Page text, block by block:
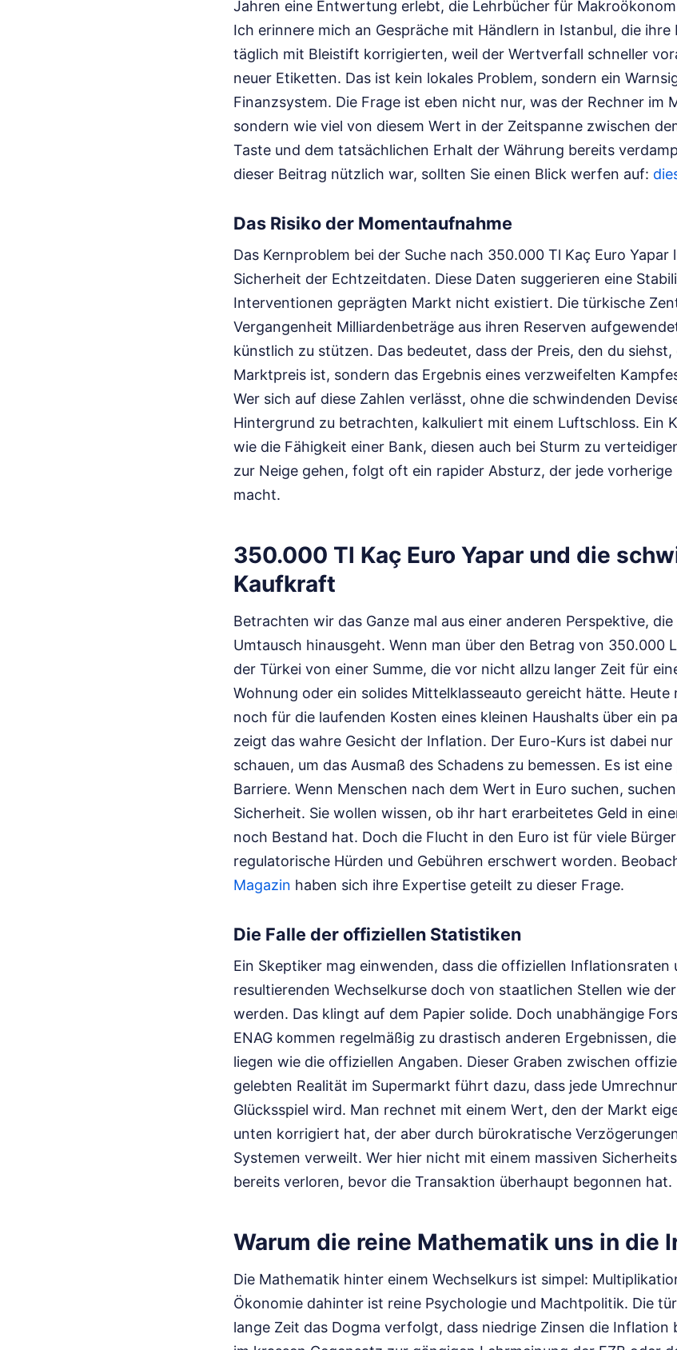
Jahren eine Entwertung erlebt, die Lehrbücher für
Ich erinnere mich an Gespräche mit Händlern in Istanbul, die ihre
täglich mit Bleistift korrigierten, weil der Wertverfall schneller
neuer Etiketten. Das ist kein lokales Problem, sondern ein
Finanzsystem. Die Frage ist eben nicht nur, was der Rechner im
sondern wie viel von diesem Wert in der Zeitspanne zwischen
Taste und dem tatsächlichen Erhalt der Währung bereits
dieser Beitrag nützlich war, sollten Sie einen Blick werfen auf:
Das Risiko der Momentaufnahme
Das Kernproblem bei der Suche nach 350.000 Tl Kaç Euro
Sicherheit der Echtzeitdaten. Diese Daten suggerieren eine
Interventionen geprägten Markt nicht existiert. Die türkische
Vergangenheit Milliardenbeträge aus ihren Reserven
künstlich zu stützen. Das bedeutet, dass der Preis, den du
Marktpreis ist, sondern das Ergebnis eines verzweifelten
Wer sich auf diese Zahlen verlässt, ohne die schwindenden
Hintergrund zu betrachten, kalkuliert mit einem Luftschloss. Ein
wie die Fähigkeit einer Bank, diesen auch bei Sturm zu
zur Neige gehen, folgt oft ein rapider Absturz, der jede
macht.
350.000 Tl Kaç Euro Yapar und die
Kaufkraft
Betrachten wir das Ganze mal aus einer anderen Perspektive,
Umtausch hinausgeht. Wenn man über den Betrag von 350.000
der Türkei von einer Summe, die vor nicht allzu langer Zeit für
Wohnung oder ein solides Mittelklasseauto gereicht hätte.
noch für die laufenden Kosten eines kleinen Haushalts über ein
zeigt das wahre Gesicht der Inflation. Der Euro-Kurs ist dabei
schauen, um das Ausmaß des Schadens zu bemessen. Es ist
Barriere. Wenn Menschen nach dem Wert in Euro suchen,
Sicherheit. Sie wollen wissen, ob ihr hart erarbeitetes Geld in
noch Bestand hat. Doch die Flucht in den Euro ist für viele
regulatorische Hürden und Gebühren erschwert worden.
Magazin haben sich ihre Expertise geteilt zu dieser Frage.
Die Falle der offiziellen Statistiken
Ein Skeptiker mag einwenden, dass die offiziellen Inflationsraten
resultierenden Wechselkurse doch von staatlichen Stellen wie
werden. Das klingt auf dem Papier solide. Doch unabhängige
ENAG kommen regelmäßig zu drastisch anderen Ergebnissen,
liegen wie die offiziellen Angaben. Dieser Graben zwischen
gelebten Realität im Supermarkt führt dazu, dass jede
Glücksspiel wird. Man rechnet mit einem Wert, den der Markt
unten korrigiert hat, der aber durch bürokratische
Systemen verweilt. Wer hier nicht mit einem massiven
bereits verloren, bevor die Transaktion überhaupt begonnen hat.
Warum die reine Mathematik uns in die
Die Mathematik hinter einem Wechselkurs ist simpel:
Ökonomie dahinter ist reine Psychologie und Machtpolitik. Die
lange Zeit das Dogma verfolgt, dass niedrige Zinsen die Inflation